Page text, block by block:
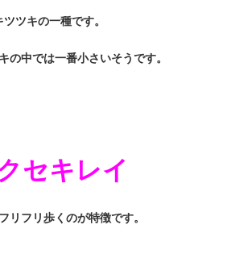
ツツキの一種です。
の中では一番小さいそうです。
セキレイ
リフリ歩くのが特徴です。